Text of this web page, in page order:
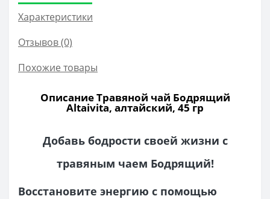
Характеристики
Отзывов (0)
Похожие товары
Описание Травяной чай Бодрящий
Altaivita, алтайский, 45 гр
Добавь бодрости своей жизни с
травяным чаем Бодрящий!
Восстановите энергию с помощью